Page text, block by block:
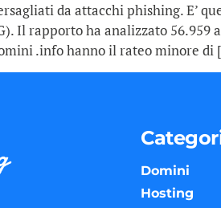
da attacchi phishing. E’
Il rapporto ha analizzato
.info hanno il rateo minore di
Domini
Hosting